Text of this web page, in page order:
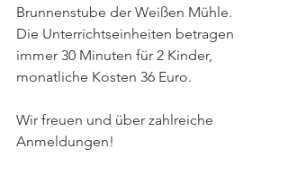
Brunnenstube der Weißen Mühle.
Die Unterrichtseinheiten betragen
immer 30 Minuten für 2 Kinder,
monatliche Kosten 36 Euro.
Wir freuen und über zahlreiche
Anmeldungen!